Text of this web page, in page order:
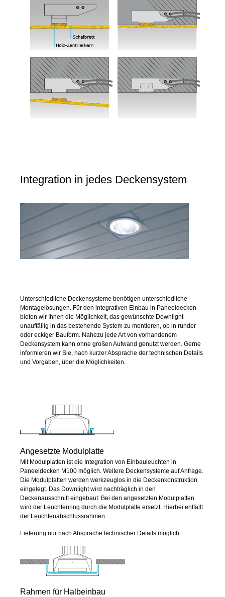
Integration in jedes Deckensystem
Unterschiedliche Deckensysteme benötigen unterschiedliche
Montagelösungen. Für den integrativen Einbau in Paneeldecken
bieten wir Ihnen die Möglichkeit, das gewünschte Downlight
unauffällig in das bestehende System zu montieren, ob in runder
oder eckiger Bauform. Nahezu jede Art von vorhandenem
Deckensystem kann ohne großen Aufwand genutzt werden. Gerne
informieren wir Sie, nach kurzer Absprache der technischen Details
und Vorgaben, über die Möglichkeiten.
Angesetzte Modulplatte
Mit Modulplatten ist die Integration von Einbauleuchten in
Paneeldecken M100 möglich. Weitere Deckensysteme auf Anfrage.
Die Modulplatten werden werkzeuglos in die Deckenkonstruktion
eingelegt. Das Downlight wird nachträglich in den
Deckenausschnitt eingebaut. Bei den angesetzten Modulplatten
wird der Leuchtenring durch die Modulplatte ersetzt. Hierbei entfällt
der Leuchtenabschlussrahmen.
Lieferung nur nach Absprache technischer Details möglich.
Rahmen für Halbeinbau